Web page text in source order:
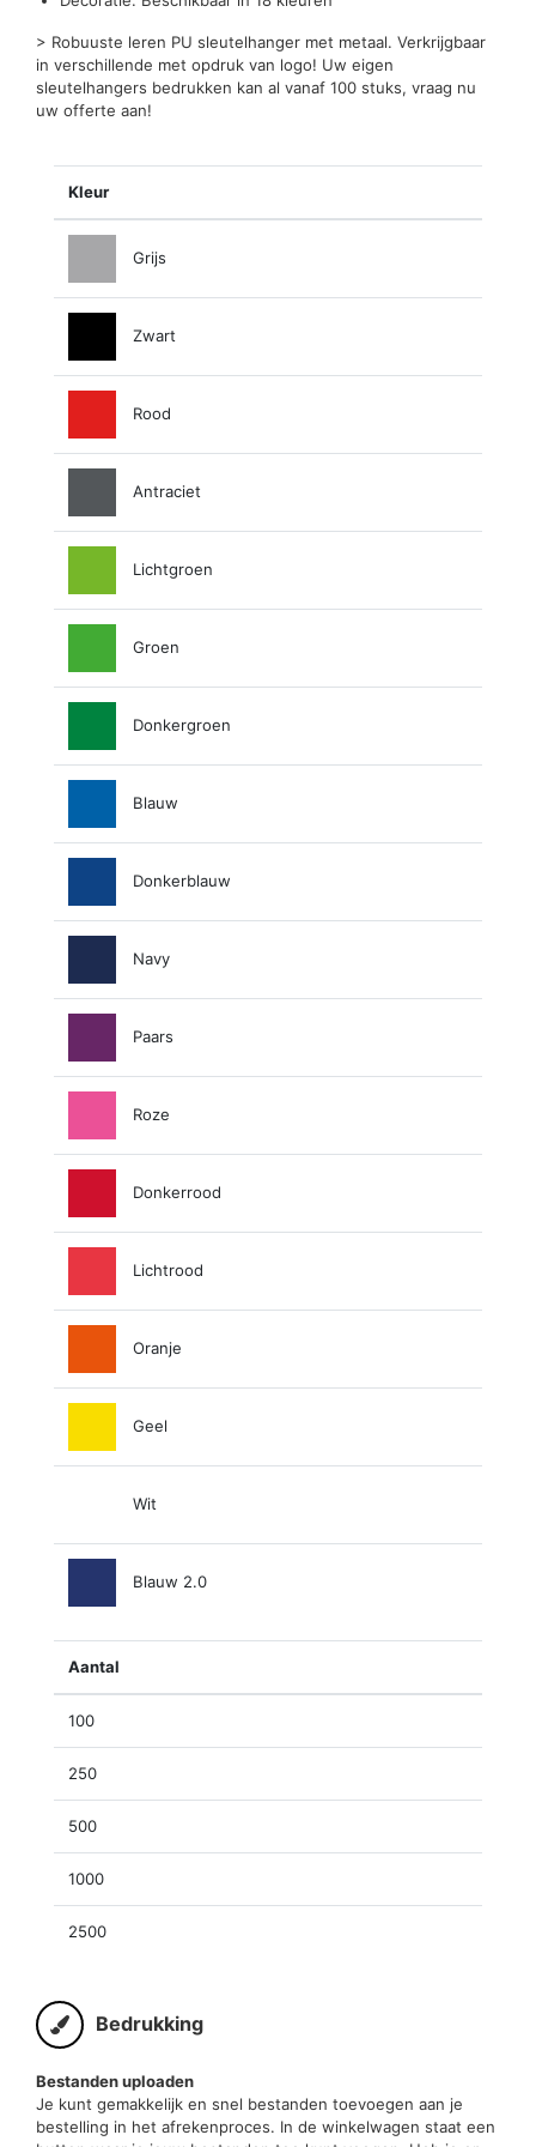
> Robuuste leren PU sleutelhanger met metaal. Verkrijgbaar
in verschillende met opdruk van logo! Uw eigen
sleutelhangers bedrukken kan al vanaf 100 stuks, vraag nu
uw offerte aan!
Kleur
Grijs
Zwart
Rood
Antraciet
Lichtgroen
Groen
Donkergroen
Blauw
Donkerblauw
Navy
Paars
Roze
Donkerrood
Lichtrood
Oranje
Geel
Wit
Blauw 2.0
Aantal
100
250
500
1000
2500
Bedrukking
Bestanden uploaden
Je kunt gemakkelijk en snel bestanden toevoegen aan je
bestelling in het afrekenproces. In de winkelwagen staat een